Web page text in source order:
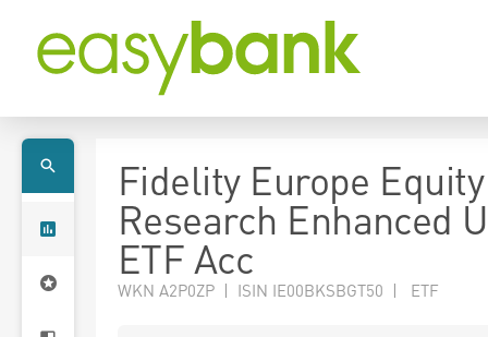
Fidelity Europe Equity
Research Enhanced
ETF Acc
WKN A2P0ZP | ISIN IE00BKSBGT50 | ETF